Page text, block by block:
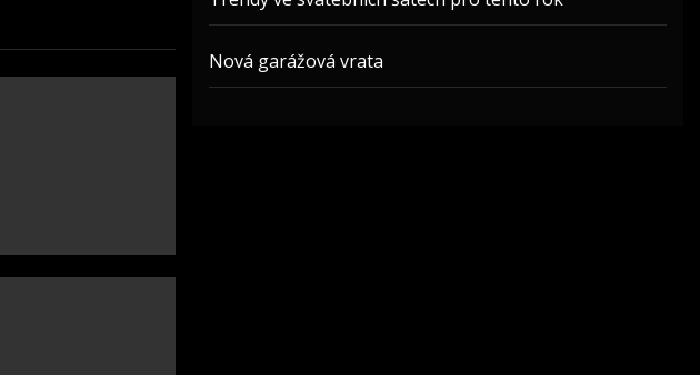
Nová garážová vrata